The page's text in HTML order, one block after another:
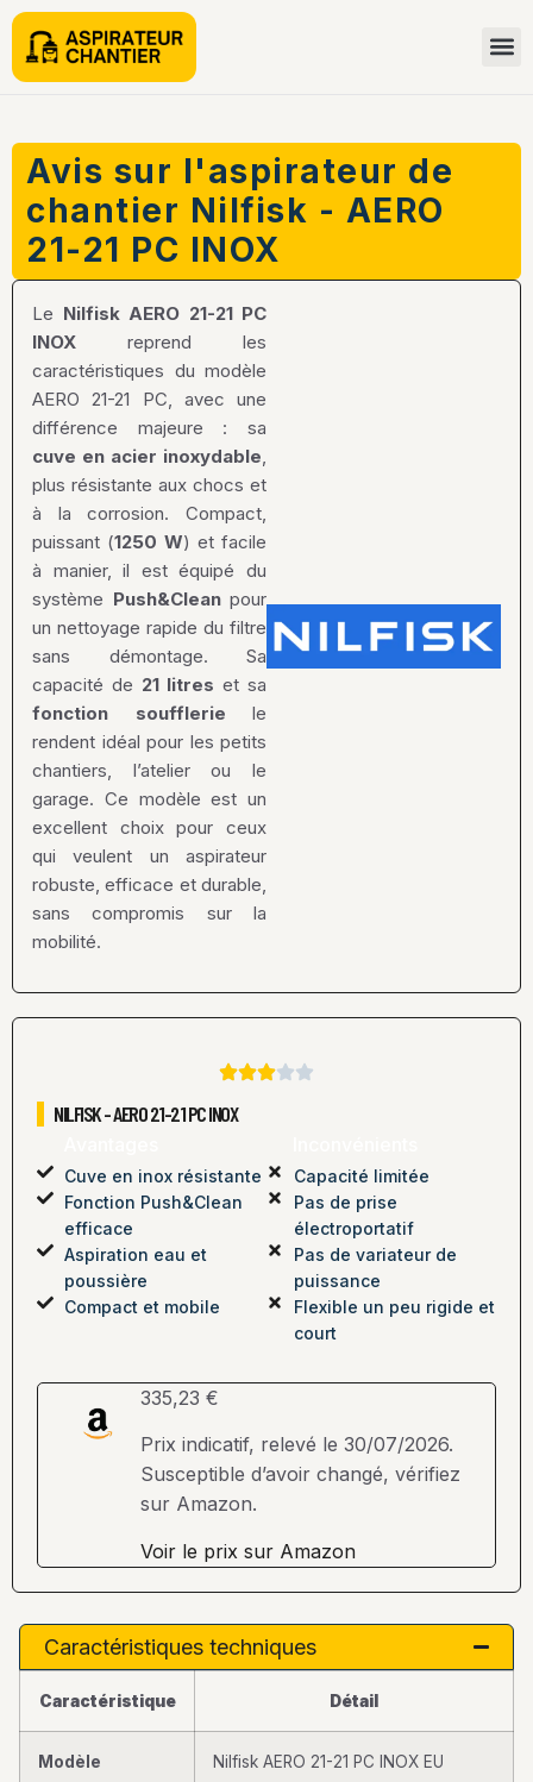
Avis sur l'aspirateur de
chantier Nilfisk - AERO
21-21 PC INOX
Le Nilfisk AERO 21-21 PC
INOX reprend les
caractéristiques du modèle
AERO 21-21 PC, avec une
différence majeure : sa
cuve en acier inoxydable
plus résistante aux chocs et
à la corrosion. Compact,
puissant (1250 W) et facile
à manier, il est équipé du
système Push&Cleanpour
un nettoyage rapide du filtre
sans démontage. Sa
capacité de 21 litres et sa
fonction soufflerie le
rendent idéal pour les petits
chantiers, l’atelier ou le
garage. Ce modèle est un
excellent choix pour ceux
qui veulent un aspirateur
robuste, efficace et durable,
sans compromis sur la
mobilité.
NILFISK - AERO 21-21 PC INOX
Cuve en inox résistante
Fonction Push&Clean
efficace
Aspiration eau et
poussière
Compact et mobile
Capacité limitée
Pas de prise
électroportatif
Pas de variateur de
puissance
Flexible un peu rigide et
court
335,23 €
Prix indicatif, relevé le 30/07/2026.
Susceptible d’avoir changé, vérifiez
sur Amazon.
Voir le prix sur Amazon
Caractéristiques techniques
Caractéristique Détail
Modèle Nilfisk AERO 21-21 PC INOX EU